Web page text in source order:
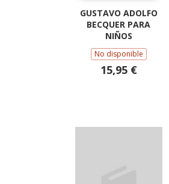
GUSTAVO ADOLFO
BECQUER PARA
NIÑOS
No disponible
15,95 €